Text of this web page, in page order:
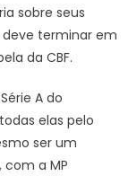
sobre seus
deve terminar em
da CBF.
A do
elas pelo
ser um
a MP